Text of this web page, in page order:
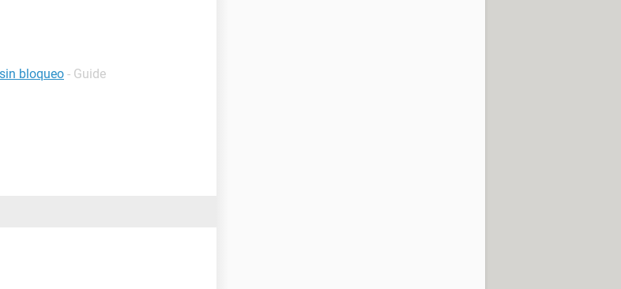
bloqueo - Guide